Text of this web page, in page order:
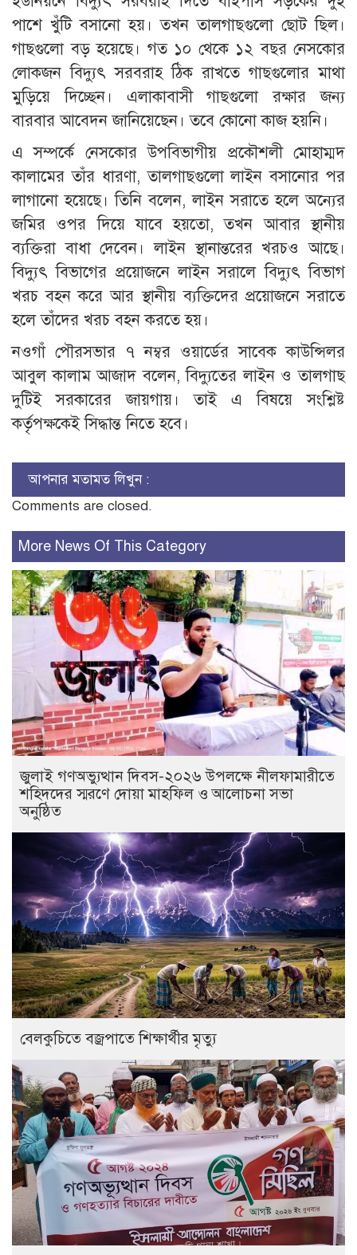
পাশে খুঁটি বসানো হয়। তখন তালগাছগুলো ছোট ছিল।
গাছগুলো বড় হয়েছে। গত ১০ থেকে ১২ বছর নেসকোর
লোকজন বিদ্যুৎ সরবরাহ ঠিক রাখতে গাছগুলোর মাথা
মুড়িয়ে দিচ্ছেন। এলাকাবাসী গাছগুলো রক্ষার জন্য
বারবার আবেদন জানিয়েছেন। তবে কোনো কাজ হয়নি।
এ সম্পর্কে নেসকোর উপবিভাগীয় প্রকৌশলী মোহাম্মদ
কালামের তাঁর ধারণা, তালগাছগুলো লাইন বসানোর পর
লাগানো হয়েছে। তিনি বলেন, লাইন সরাতে হলে অন্যের
জমির ওপর দিয়ে যাবে হয়তো, তখন আবার স্থানীয়
ব্যক্তিরা বাধা দেবেন। লাইন স্থানান্তরের খরচও আছে।
বিদ্যুৎ বিভাগের প্রয়োজনে লাইন সরালে বিদ্যুৎ বিভাগ
খরচ বহন করে আর স্থানীয় ব্যক্তিদের প্রয়োজনে সরাতে
হলে তাঁদের খরচ বহন করতে হয়।
নওগাঁ পৌরসভার ৭ নম্বর ওয়ার্ডের সাবেক কাউন্সিলর
আবুল কালাম আজাদ বলেন, বিদ্যুতের লাইন ও তালগাছ
দুটিই সরকারের জায়গায়। তাই এ বিষয়ে সংশ্লিষ্ট
কর্তৃপক্ষকেই সিদ্ধান্ত নিতে হবে।
আপনার মতামত লিখুন :
Comments are closed.
More News Of This Category
জুলাই গণঅভ্যুত্থান দিবস-২০২৬ উপলক্ষে নীলফামারীতে
শহিদদের স্মরণে দোয়া মাহফিল ও আলোচনা সভা
অনুষ্ঠিত
বেলকুচিতে বজ্রপাতে শিক্ষার্থীর মৃত্যু